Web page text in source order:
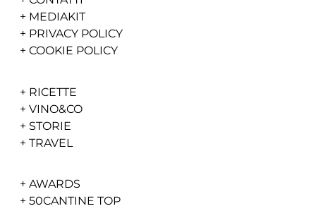
+ MEDIAKIT
+ PRIVACY POLICY
+ COOKIE POLICY
+ RICETTE
+ VINO&CO
+ STORIE
+ TRAVEL
+ AWARDS
+ 50CANTINE TOP